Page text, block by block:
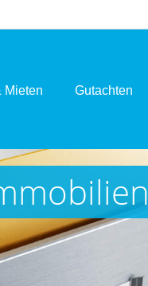
Mieten Gutachten